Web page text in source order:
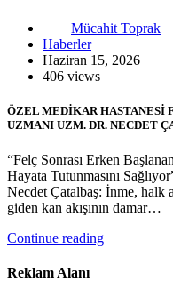
Mücahit Toprak
Haberler
Haziran 15, 2026
406 views
ÖZEL MEDİKAR HASTANESİ
UZMANI UZM. DR. NECDET
“Felç Sonrası Erken
Hayata Tutunmasını
Necdet Çatalbaş: İnme, halk
giden kan akışının damar…
Continue reading
Reklam Alanı